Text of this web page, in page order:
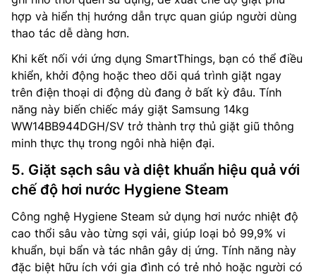
hợp và hiển thị hướng dẫn trực quan giúp người dùng
thao tác dễ dàng hơn.
Khi kết nối với ứng dụng SmartThings, bạn có thể điều
khiển, khởi động hoặc theo dõi quá trình giặt ngay
trên điện thoại di động dù đang ở bất kỳ đâu. Tính
năng này biến chiếc máy giặt Samsung 14kg
WW14BB944DGH/SV trở thành trợ thủ giặt giũ thông
minh thực thụ trong ngôi nhà hiện đại.
5. Giặt sạch sâu và diệt khuẩn hiệu quả với
chế độ hơi nước Hygiene Steam
Công nghệ Hygiene Steam sử dụng hơi nước nhiệt độ
cao thổi sâu vào từng sợi vải, giúp loại bỏ 99,9% vi
khuẩn, bụi bẩn và tác nhân gây dị ứng. Tính năng này
đặc biệt hữu ích với gia đình có trẻ nhỏ hoặc người có